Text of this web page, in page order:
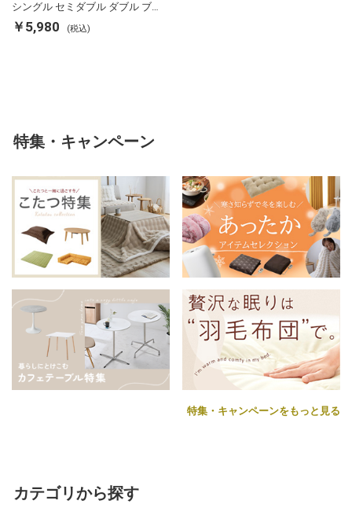
シングル セミダブル ダブル ブ
ランケット 掛け布団カバー フラ
ンネル 保温 蓄熱 吸湿 発熱 断熱
￥5,980 (税込)
特集・キャンペーン
特集・キャンペーンをもっと見る
カテゴリから探す